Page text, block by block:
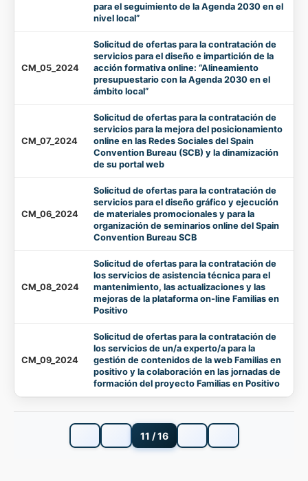
para el seguimiento de la Agenda 2030 en el
nivel local”
CM_05_2024
Solicitud de ofertas para la contratación de
servicios para el diseño e impartición de la
acción formativa online: “Alineamiento
presupuestario con la Agenda 2030 en el
ámbito local”
CM_07_2024
Solicitud de ofertas para la contratación de
servicios para la mejora del posicionamiento
online en las Redes Sociales del Spain
Convention Bureau (SCB) y la dinamización
de su portal web
CM_06_2024
Solicitud de ofertas para la contratación de
servicios para el diseño gráfico y ejecución
de materiales promocionales y para la
organización de seminarios online del Spain
Convention Bureau SCB
CM_08_2024
Solicitud de ofertas para la contratación de
los servicios de asistencia técnica para el
mantenimiento, las actualizaciones y las
mejoras de la plataforma on-line Familias en
Positivo
CM_09_2024
Solicitud de ofertas para la contratación de
los servicios de un/a experto/a para la
gestión de contenidos de la web Familias en
positivo y la colaboración en las jornadas de
formación del proyecto Familias en Positivo
11 / 16